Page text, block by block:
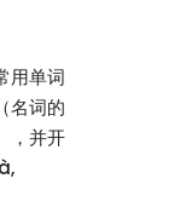
用单词
名词的
，并开